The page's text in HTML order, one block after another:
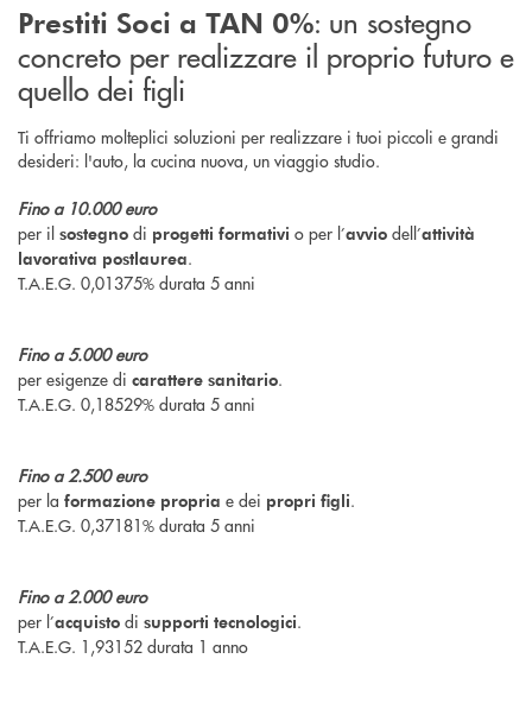
Prestiti Soci a TAN 0%: un sostegno
concreto per realizzare il proprio futuro e
quello dei figli
Ti offriamo molteplici soluzioni per realizzare i tuoi piccoli e grandi
desideri: l'auto, la cucina nuova, un viaggio studio.
Fino a 10.000 euro
per il sostegno di progetti formativi o per l’avvio dell’attività
lavorativa postlaurea.
T.A.E.G. 0,01375% durata 5 anni
Fino a 5.000 euro
per esigenze di carattere sanitario.
T.A.E.G. 0,18529% durata 5 anni
Fino a 2.500 euro
per la formazione propria e dei propri figli.
T.A.E.G. 0,37181% durata 5 anni
Fino a 2.000 euro
per l’acquisto di supporti tecnologici.
T.A.E.G. 1,93152 durata 1 anno